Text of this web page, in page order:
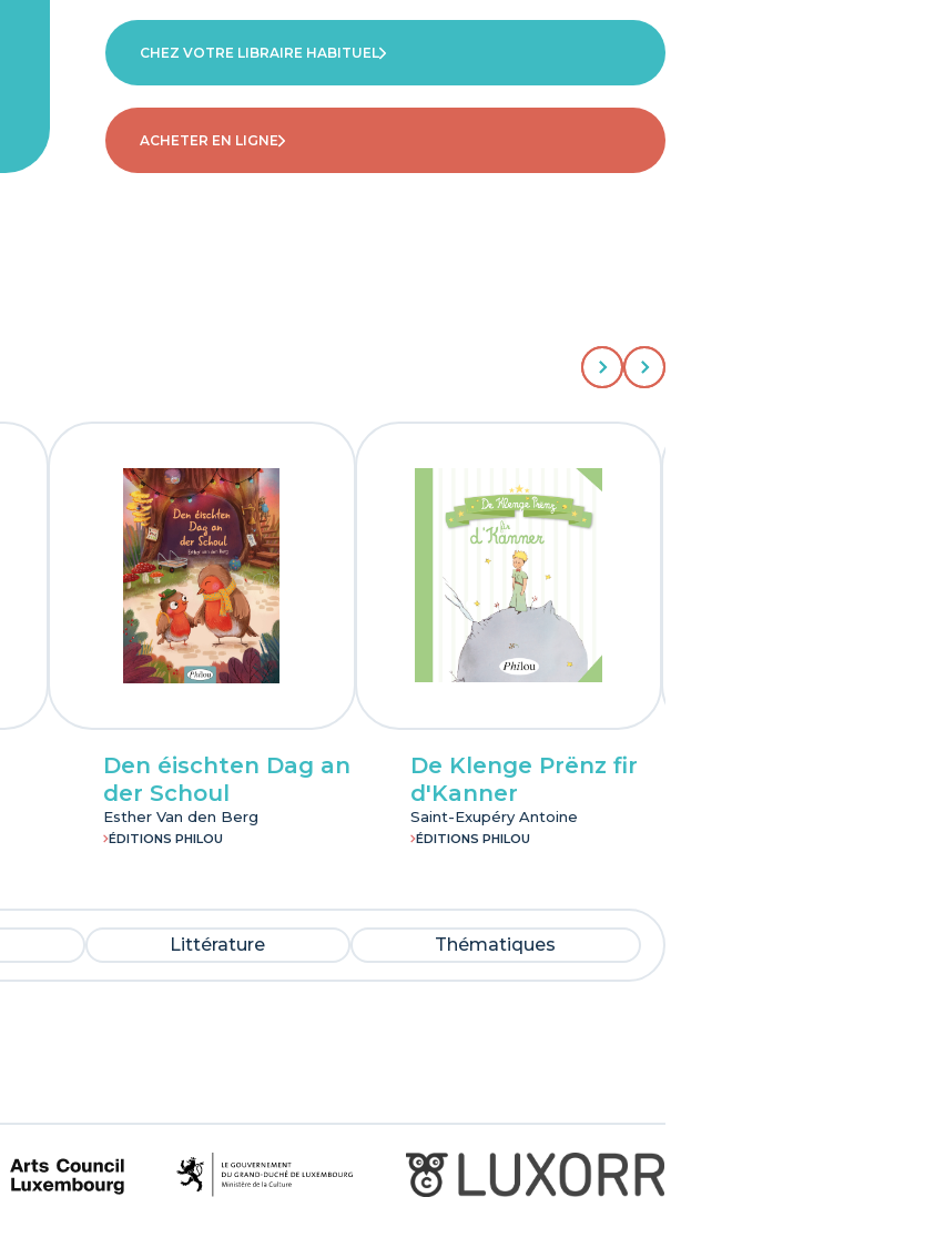
CHEZ VOTRE LIBRAIRE HABITUEL
ACHETER EN LIGNE
Aller au slide précédent
Aller au slide suivant
Den éischten Dag an
der Schoul
Esther Van den Berg
ÉDITIONS PHILOU
De Klenge Prënz fir
d'Kanner
Saint-Exupéry Antoine
ÉDITIONS PHILOU
Littérature Thématiques